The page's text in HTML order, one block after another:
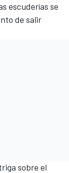
escuderías se
de salir
sobre el